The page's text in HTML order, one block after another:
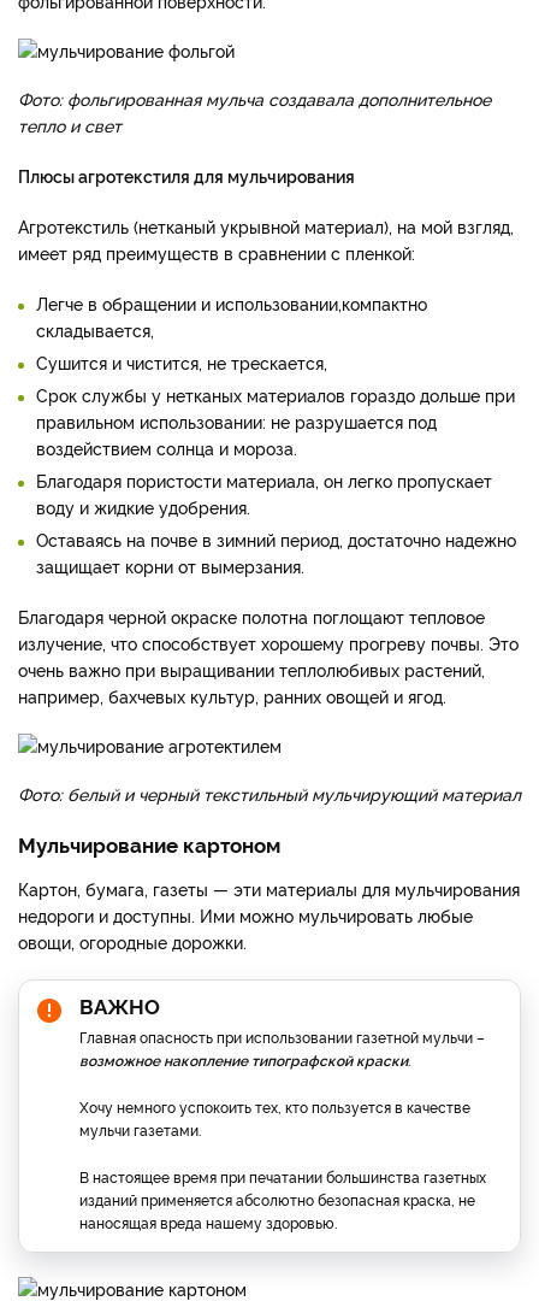
Фото: фольгированная мульча создавала дополнительное
тепло и свет
Плюсы агротекстиля для мульчирования
Агротекстиль (нетканый укрывной материал), на мой взгляд,
имеет ряд преимуществ в сравнении с пленкой:
Легче в обращении и использовании,компактно
складывается,
Сушится и чистится, не трескается,
Срок службы у нетканых материалов гораздо дольше при
правильном использовании: не разрушается под
воздействием солнца и мороза.
Благодаря пористости материала, он легко пропускает
воду и жидкие удобрения.
Оставаясь на почве в зимний период, достаточно надежно
защищает корни от вымерзания.
Благодаря черной окраске полотна поглощают тепловое
излучение, что способствует хорошему прогреву почвы. Это
очень важно при выращивании теплолюбивых растений,
например, бахчевых культур, ранних овощей и ягод.
Фото: белый и черный текстильный мульчирующий материал
Мульчирование картоном
Картон, бумага, газеты — эти материалы для мульчирования
недороги и доступны. Ими можно мульчировать любые
овощи, огородные дорожки.
ВАЖНО
Главная опасность при использовании газетной мульчи –
возможное накопление типографской краски.
Хочу немного успокоить тех, кто пользуется в качестве
мульчи газетами.
В настоящее время при печатании большинства газетных
изданий применяется абсолютно безопасная краска, не
наносящая вреда нашему здоровью.